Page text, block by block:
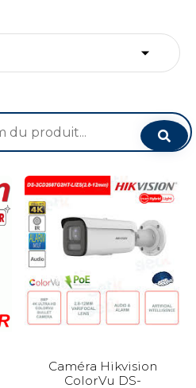
Caméra Hikvision
ColorVu DS-